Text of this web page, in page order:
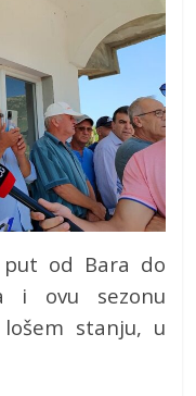
od Bara do
i ovu sezonu
stanju, u